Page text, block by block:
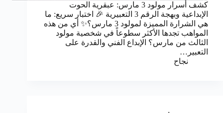
كشف أسرار مولود 3 مارس: عبقرية الحوت
الإبداعية وبهجة الرقم 3 التعبيرية 🎉 اختبار سريع: ما
هي الشرارة المميزة لمولود 3 مارس؟✨ أي من هذه
المواهب تجدها الأكثر سطوعاً في شخصية مولود
الثالث من مارس؟ الإبداع الفني والقدرة على
التعبير…
نجاح